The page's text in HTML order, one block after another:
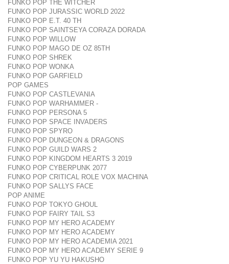
FUNKO POP THE WITCHER
FUNKO POP JURASSIC WORLD 2022
FUNKO POP E.T. 40 TH
FUNKO POP SAINTSEYA CORAZA DORADA
FUNKO POP WILLOW
FUNKO POP MAGO DE OZ 85TH
FUNKO POP SHREK
FUNKO POP WONKA
FUNKO POP GARFIELD
POP GAMES
FUNKO POP CASTLEVANIA
FUNKO POP WARHAMMER -
FUNKO POP PERSONA 5
FUNKO POP SPACE INVADERS
FUNKO POP SPYRO
FUNKO POP DUNGEON & DRAGONS
FUNKO POP GUILD WARS 2
FUNKO POP KINGDOM HEARTS 3 2019
FUNKO POP CYBERPUNK 2077
FUNKO POP CRITICAL ROLE VOX MACHINA
FUNKO POP SALLYS FACE
POP ANIME
FUNKO POP TOKYO GHOUL
FUNKO POP FAIRY TAIL S3
FUNKO POP MY HERO ACADEMY
FUNKO POP MY HERO ACADEMY
FUNKO POP MY HERO ACADEMIA 2021
FUNKO POP MY HERO ACADEMY SERIE 9
FUNKO POP YU YU HAKUSHO